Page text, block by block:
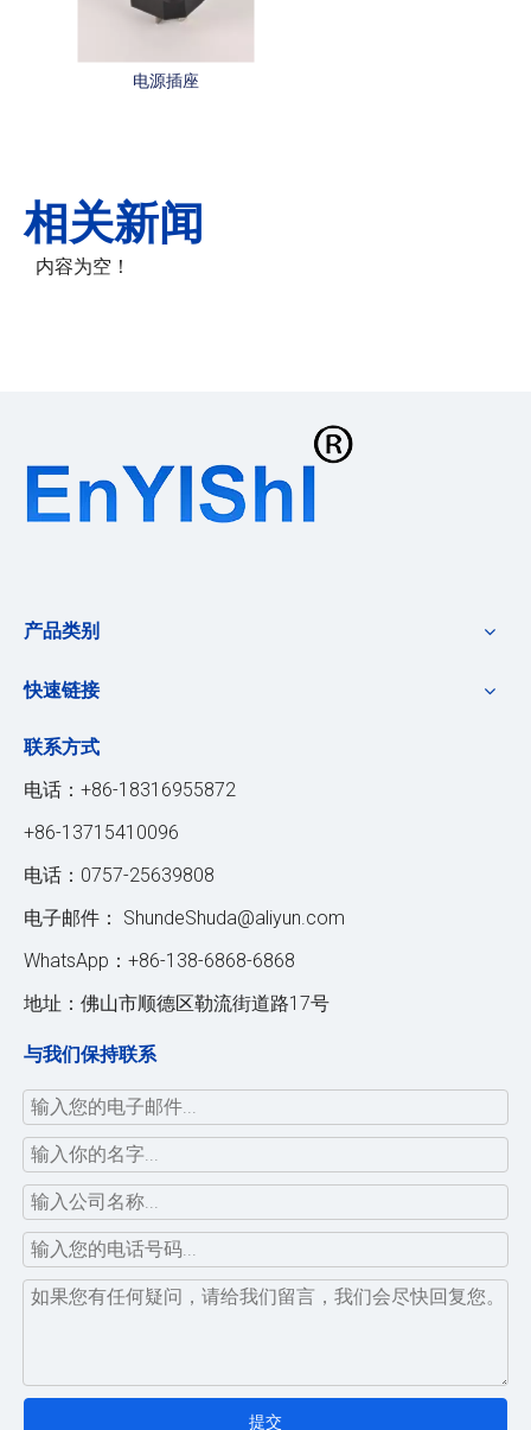
电源插座
相关新闻
内容为空！
产品类别
快速链接
联系方式
电话：+86-18316955872
+86-13715410096
电话：0757-25639808
电子邮件： ShundeShuda@aliyun.com
WhatsApp：+86-138-6868-6868
地址：佛山市顺德区勒流街道路17号
与我们保持联系
提交